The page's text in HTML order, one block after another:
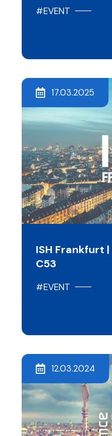
#EVENT
17.03.2025
ISH Frankfurt
C53
#EVENT
12.03.2024